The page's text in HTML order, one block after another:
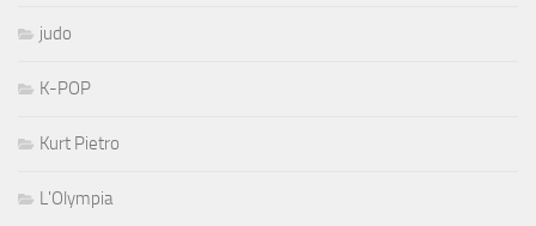
judo
K-POP
Kurt Pietro
L'Olympia